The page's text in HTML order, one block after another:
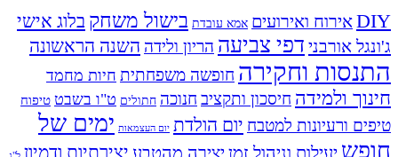
DIYאירוח ואירועים אמא עובדת בישול משחק בלוג אישי
ג'ונגל אורבני דפי צביעה הריון ולידה השנה הראשונה
התנסות וחקירה חופשה משפחתית חיות מחמד
חינוך ולמידה חיסכון ותקציב חנוכה חתולים ט"ו בשבט טיפוח
טיפים ורעיונות למטבח יום הולדת יום העצמאות ימים של
חופש יעילות וניהול זמן יצירה מהטבע יצירתיות ודמיון